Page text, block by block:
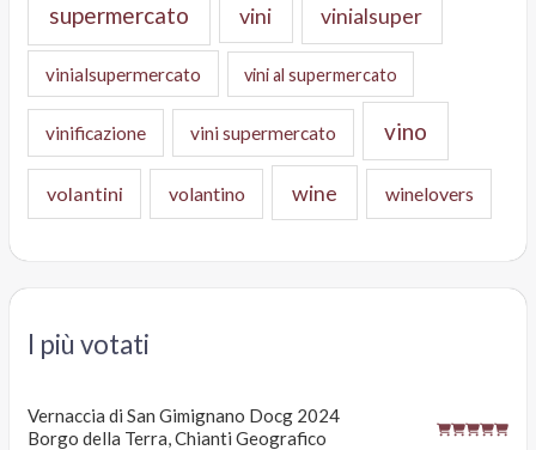
supermercato vini vinialsuper
vinialsupermercato vini al supermercato
vinificazione vini supermercato vino
volantini volantino wine winelovers
I più votati
Vernaccia di San Gimignano Docg 2024
Borgo della Terra, Chianti Geografico